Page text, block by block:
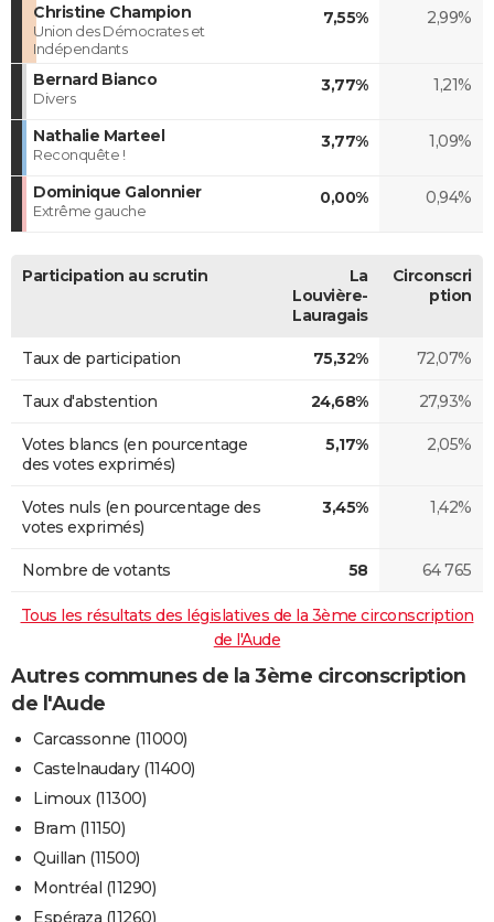
Christine Champion
Union des Démocrates et
Indépendants
7,55% 2,99%
Bernard Bianco
Divers
3,77% 1,21%
Nathalie Marteel
Reconquête !
3,77% 1,09%
Dominique Galonnier
Extrême gauche
0,00% 0,94%
Participation au scrutin
La
Louvière-
Lauragais
Circonscri
ption
Taux de participation 75,32% 72,07%
Taux d'abstention 24,68% 27,93%
Votes blancs (en pourcentage
des votes exprimés)
5,17% 2,05%
Votes nuls (en pourcentage des
votes exprimés)
3,45% 1,42%
Nombre de votants 58 64 765
Tous les résultats des législatives de la 3ème circonscription
de l'Aude
Autres communes de la 3ème circonscription
de l'Aude
Carcassonne (11000)
Castelnaudary (11400)
Limoux (11300)
Bram (11150)
Quillan (11500)
Montréal (11290)
Espéraza (11260)